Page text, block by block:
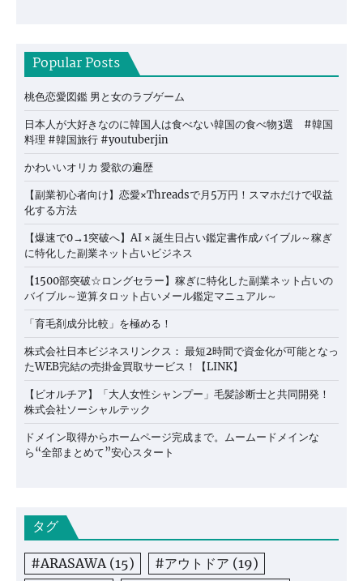
Popular Posts
桃色恋愛図鑑 男と女のラブゲーム
日本人が大好きなのに韓国人は食べない韓国の食べ物3選 #韓国
料理 #韓国旅行 #youtuberjin
かわいいオリカ 愛欲の遍歴
【副業初心者向け】恋愛×Threadsで月5万円！スマホだけで収益
化する方法
【爆速で0→1突破へ】AI × 誕生日占い鑑定書作成バイブル～稼ぎ
に特化した副業ネット占いビジネス
【1500部突破☆ロングセラー】稼ぎに特化した副業ネット占いの
バイブル～逆算タロット占いメール鑑定マニュアル～
「育毛剤成分比較」を極める！
株式会社日本ビジネスリンクス： 最短2時間で資金化が可能となっ
たWEB完結の売掛金買取サービス！【LINK】
【ビオルチア】「大人女性シャンプー」毛髪診断士と共同開発！
株式会社ソーシャルテック
ドメイン取得からホームページ完成まで。ムームードメインな
ら“全部まとめて”安心スタート
タグ
#ARASAWA(15) #アウトドア (19)